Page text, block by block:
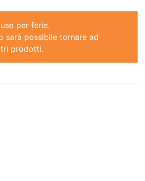
per ferie.
sarà possibile tornare ad
prodotti.